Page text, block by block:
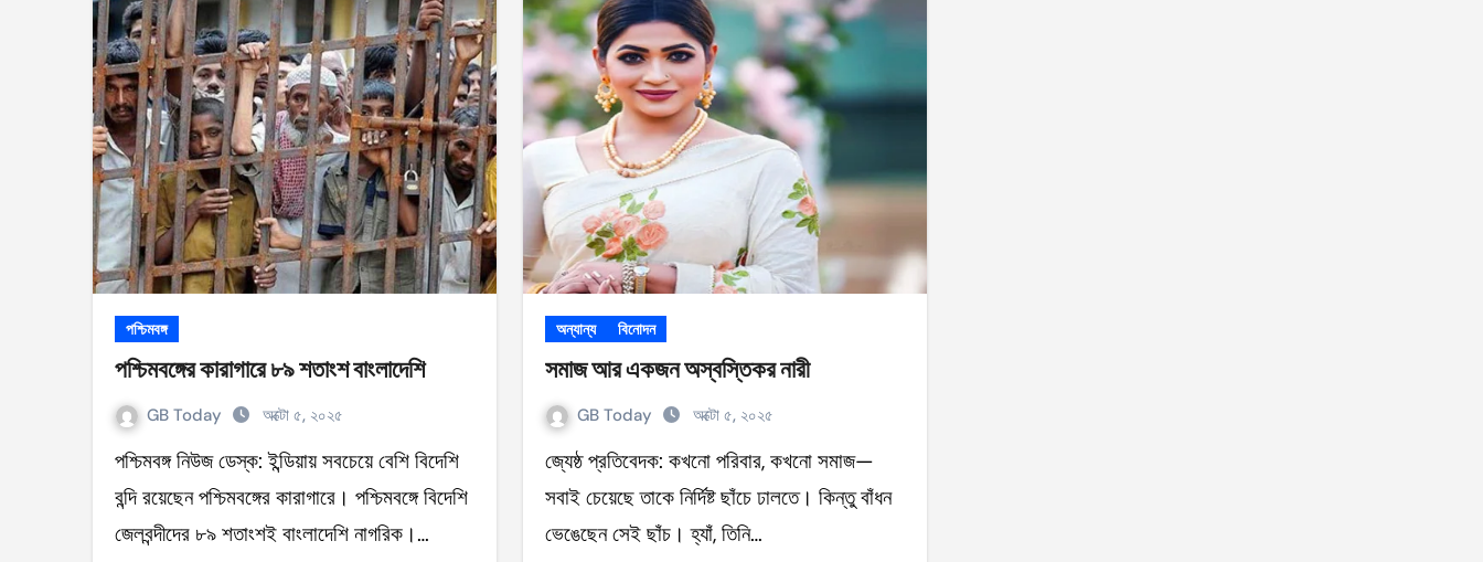
পশ্চিমবঙ্গ
পশ্চিমবঙ্গের কারাগারে ৮৯ শতাংশ বাংলাদেশি
GB Today অক্টো ৫, ২০২৫
পশ্চিমবঙ্গ নিউজ ডেস্ক: ইন্ডিয়ায় সবচেয়ে বেশি বিদেশি
বন্দি রয়েছেন পশ্চিমবঙ্গের কারাগারে। পশ্চিমবঙ্গে বিদেশি
জেলবন্দীদের ৮৯ শতাংশই বাংলাদেশি নাগরিক।…
অন্যান্য বিনোদন
সমাজ আর একজন অস্বস্তিকর নারী
GB Today অক্টো ৫, ২০২৫
জ্যেষ্ঠ প্রতিবেদক: কখনো পরিবার, কখনো সমাজ—
সবাই চেয়েছে তাকে নির্দিষ্ট ছাঁচে ঢালতে। কিন্তু বাঁধন
ভেঙেছেন সেই ছাঁচ। হ্যাঁ, তিনি…